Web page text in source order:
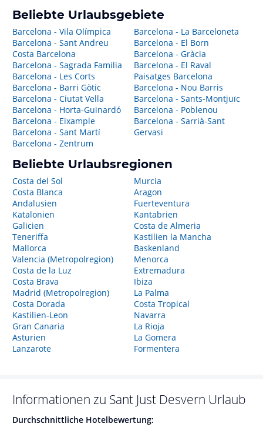
Beliebte Urlaubsgebiete
Barcelona - Vila Olímpica
Barcelona - Sant Andreu
Costa Barcelona
Barcelona - Sagrada Familia
Barcelona - Les Corts
Barcelona - Barri Gòtic
Barcelona - Ciutat Vella
Barcelona - Horta-Guinardó
Barcelona - Eixample
Barcelona - Sant Martí
Barcelona - Zentrum
Barcelona - La Barceloneta
Barcelona - El Born
Barcelona - Gràcia
Barcelona - El Raval
Paisatges Barcelona
Barcelona - Nou Barris
Barcelona - Sants-Montjuïc
Barcelona - Poblenou
Barcelona - Sarrià-Sant
Gervasi
Beliebte Urlaubsregionen
Costa del Sol
Costa Blanca
Andalusien
Katalonien
Galicien
Teneriffa
Mallorca
Valencia (Metropolregion)
Costa de la Luz
Costa Brava
Madrid (Metropolregion)
Costa Dorada
Kastilien-Leon
Gran Canaria
Asturien
Lanzarote
Murcia
Aragon
Fuerteventura
Kantabrien
Costa de Almeria
Kastilien la Mancha
Baskenland
Menorca
Extremadura
Ibiza
La Palma
Costa Tropical
Navarra
La Rioja
La Gomera
Formentera
Informationen zu Sant Just Desvern Urlaub
Durchschnittliche Hotelbewertung: